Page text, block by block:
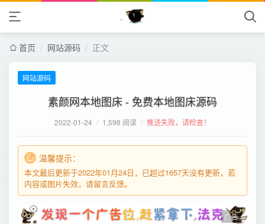
首页 / 网站源码 / 正文
网站源码
素颜网本地图床 - 免费本地图床源码
2022-01-24 / 1,598 阅读 / 推送失败，请检查！
温馨提示：
本文最后更新于2022年01月24日，已超过1657天没有更新，若
内容或图片失效，请留言反馈。
广告